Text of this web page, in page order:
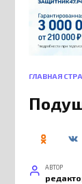
ГЛАВНАЯ
АВТОР